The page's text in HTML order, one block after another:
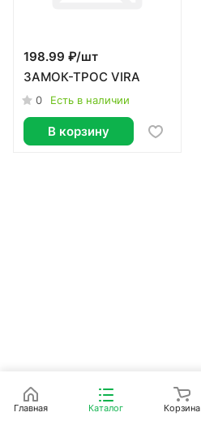
198.99 ₽/шт
ЗАМОК-ТРОС VIRA
0 Есть в наличии
В корзину
Главная Каталог Корзина